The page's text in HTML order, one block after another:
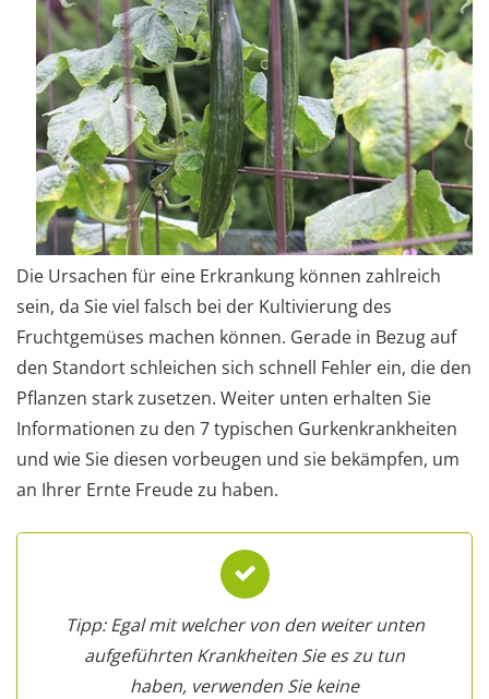
Die Ursachen für eine Erkrankung können zahlreich
sein, da Sie viel falsch bei der Kultivierung des
Fruchtgemüses machen können. Gerade in Bezug auf
den Standort schleichen sich schnell Fehler ein, die den
Pflanzen stark zusetzen. Weiter unten erhalten Sie
Informationen zu den 7 typischen Gurkenkrankheiten
und wie Sie diesen vorbeugen und sie bekämpfen, um
an Ihrer Ernte Freude zu haben.
Tipp: Egal mit welcher von den weiter unten
aufgeführten Krankheiten Sie es zu tun
haben, verwenden Sie keine